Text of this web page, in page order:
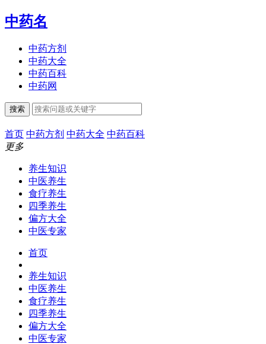
中药名
中药方剂
中药大全
中药百科
中药网
搜索
首页 中药方剂 中药大全 中药百科
更多
养生知识
中医养生
食疗养生
四季养生
偏方大全
中医专家
首页
养生知识
中医养生
食疗养生
四季养生
偏方大全
中医专家